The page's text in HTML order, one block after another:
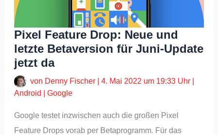
Pixel Feature Drop: Neue und
letzte Betaversion für Juni-Update
jetzt da
von Denny Fischer |4. Mai 2022 um 19:33 Uhr
Android
|Google
Google testet inzwischen auch die großen Pixel
Feature Drops vorab per Betaprogramm. Für das